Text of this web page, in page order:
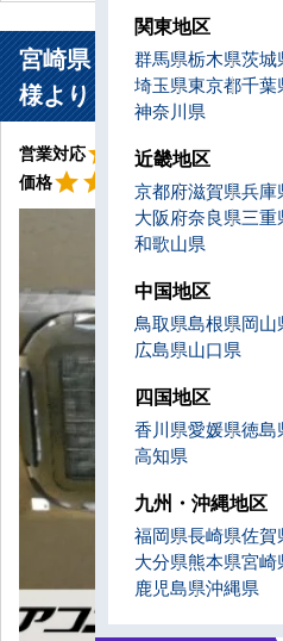
宮崎県 宮崎市 ショール
様より
営業対応 星5
star starstarstarstar
価格 星5
starstar starstarstar
関東地区
群馬県栃木県茨城
埼玉県東京都千葉
神奈川県
近畿地区
京都府滋賀県兵庫
大阪府奈良県三重
和歌山県
中国地区
鳥取県島根県岡山
広島県山口県
四国地区
香川県愛媛県徳島
高知県
九州・沖縄地区
福岡県長崎県佐賀
大分県熊本県宮崎
鹿児島県沖縄県